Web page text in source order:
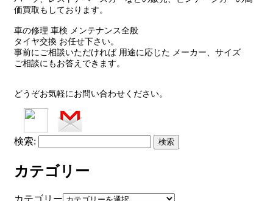
価買取もしております。
車の修理 車検 メンテナンス全般
タイヤ交換 お任せ下さい。
事前にご相談いただければ 用途に応じた メーカー、サイズ
ご相談にもお答えできます。
どうぞお気軽にお問い合わせください。
検索:
カテゴリー
カテゴリー